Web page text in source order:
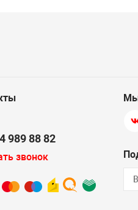
989 88 82
звонок